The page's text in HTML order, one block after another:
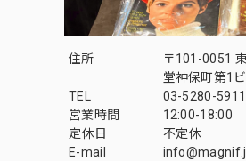
住所
〒101-0051
堂神保町第1
TEL
03-5280-5911
営業時間
12:00-18:00
定休日
不定休
E-mail